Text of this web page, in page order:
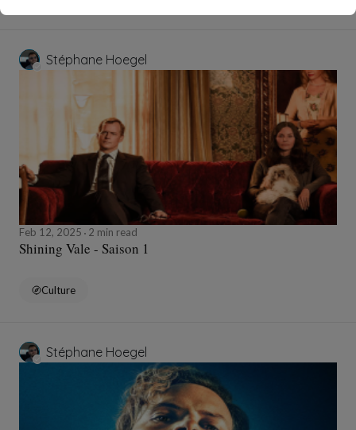
Stéphane Hoegel
Feb 12, 2025 2 min read
Shining Vale - Saison 1
Culture
Stéphane Hoegel